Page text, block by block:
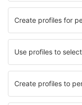
Hoteluri în Gyor
Cele mai bune
Hoteluri în Elkenroth
Hoteluri în Drinagh